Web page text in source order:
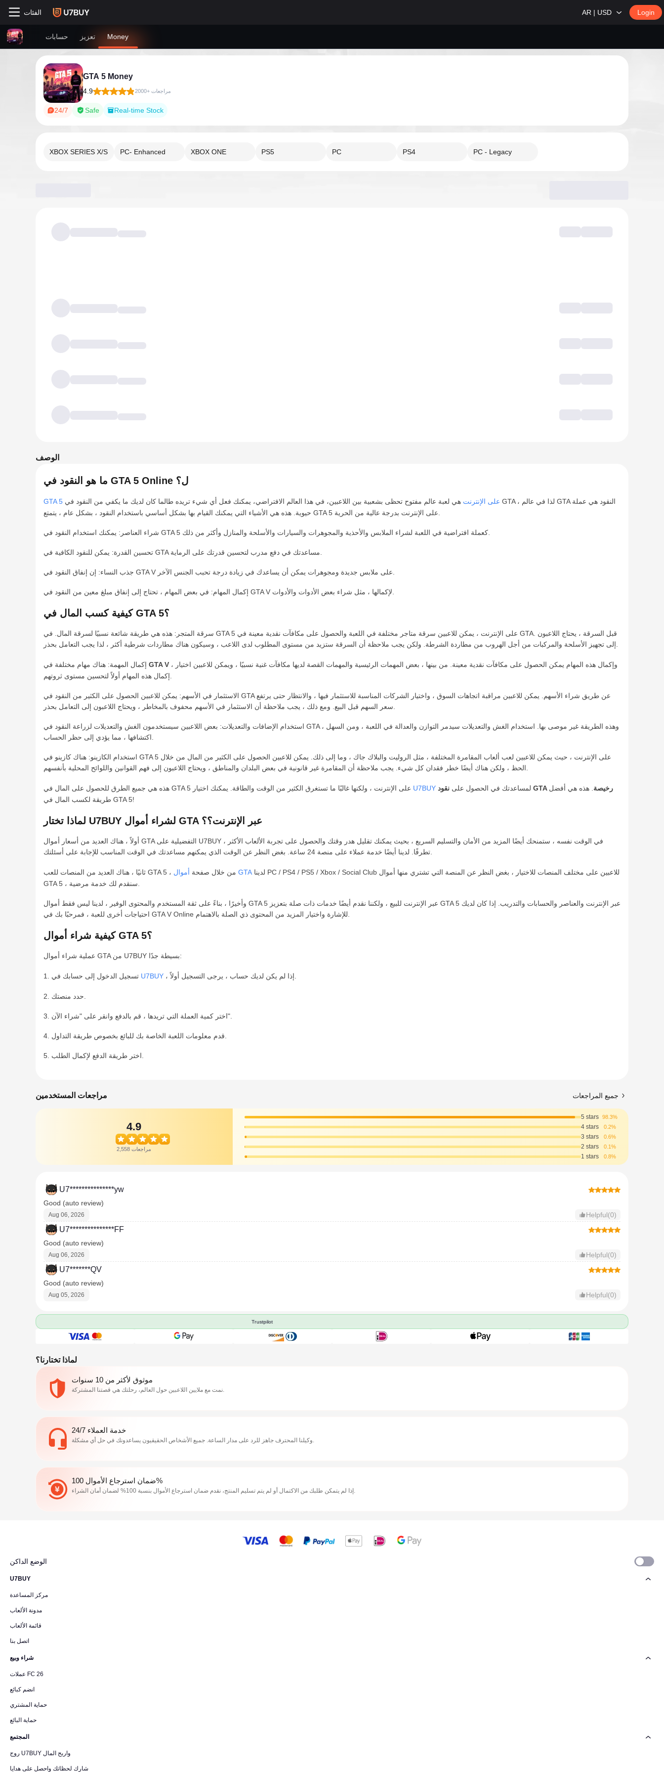
الفئات AR | USD Login
حسابات تعزيز Money
GTA 5 Money
4.9 2000+ مراجعات
24/7 Safe Real-time Stock
XBOX SERIES X/S PC- Enhanced XBOX ONE PS5 PC PS4 PC - Legacy
الوصف
ما هو النقود في GTA 5 Online ل؟
GTA 5 على الإنترنت هي لعبة عالم مفتوح تحظى بشعبية بين اللاعبين، في هذا العالم الافتراضي، يمكنك فعل أي شيء تريده طالما كان لديك ما يكفي من النقود في GTA ، لذا في عالم GTA النقود هي عملة
كيفية كسب المال في GTA 5؟
سرقة المتجر: هذه هي طريقة شائعة نسبيًا لسرقة المال. في GTA 5 على الإنترنت ، يمكن للاعبين سرقة متاجر مختلفة في اللعبة والحصول على مكافآت نقدية معينة في GTA. قبل السرقة ، يحتاج اللاعبون
GTA V ، وإكمال هذه المهام يمكن الحصول على مكافآت نقدية معينة. من بينها ، بعض المهمات الرئيسية والمهمات القصة لديها مكافآت غنية نسبيًا ، ويمكن للاعبين اختيار
الاستثمار في الأسهم: يمكن للاعبين الحصول على الكثير من النقود في GTA عن طريق شراء الأسهم. يمكن للاعبين مراقبة اتجاهات السوق ، واختيار الشركات المناسبة للاستثمار فيها ، والانتظار حتى يرتفع
استخدام الإضافات والتعديلات: بعض اللاعبين سيستخدمون الغش والتعديلات لزراعة النقود في GTA ، وهذه الطريقة غير موصى بها. استخدام الغش والتعديلات سيدمر التوازن والعدالة في اللعبة ، ومن السهل
استخدام الكازينو: هناك كازينو في GTA 5 على الإنترنت ، حيث يمكن للاعبين لعب ألعاب المقامرة المختلفة ، مثل الروليت والبلاك جاك ، وما إلى ذلك. يمكن للاعبين الحصول على الكثير من المال من خلال
U7BUY لمساعدتك في الحصول على نقود GTA رخيصة . هذه هي أفضل
طريقة لكسب المال في GTA 5!
لماذا تختار U7BUY لشراء أموال GTA عبر الإنترنت؟؟
أولاً ، هناك العديد من أسعار أموال GTA التفضيلية على U7BUY ، في الوقت نفسه ، ستمنحك أيضًا المزيد من الأمان والتسليم السريع ، بحيث يمكنك تقليل هدر وقتك والحصول على تجربة الألعاب الأكثر
ثانيًا ، هناك العديد من المنصات للعب GTA 5 ، من خلال صفحة أموال GTA
وأخيرًا ، بناءً على ثقة المستخدم والمحتوى الوفير ، لدينا ليس فقط أموال GTA 5 عبر الإنترنت للبيع ، ولكننا نقدم أيضًا خدمات ذات صلة بتعزيز GTA 5 عبر الإنترنت والعناصر والحسابات والتدريب. إذا كان لديك
كيفية شراء أموال GTA 5؟
عملية شراء أموال GTA من U7BUY بسيطة جدًا:
U7BUY
3. اختر كمية العملة التي تريدها ، قم بالدفع وانقر على "شراء الآن".
مراجعات المستخدمين جميع المراجعات
4.9
2,558 مراجعات
5 stars 98.3%
4 stars 0.2%
3 stars 0.6%
2 stars 0.1%
1 stars 0.8%
U7***************yw
Good (auto review)
Aug 06, 2026 Helpful(0)
U7***************FF
Good (auto review)
Aug 06, 2026 Helpful(0)
U7*******QV
Good (auto review)
Aug 05, 2026 Helpful(0)
Trustpilot
لماذا تختارنا؟
موثوق لأكثر من 10 سنوات
نمت مع ملايين اللاعبين حول العالم، رحلتك هي قصتنا المشتركة.
خدمة العملاء 24/7
وكيلنا المحترف جاهز للرد على مدار الساعة. جميع الأشخاص الحقيقيون يساعدونك في حل أي مشكلة.
ضمان استرجاع الأموال 100%
إذا لم يتمكن طلبك من الاكتمال أو لم يتم تسليم المنتج، نقدم ضمان استرجاع الأموال بنسبة 100% لضمان أمان الشراء.
الوضع الداكن
U7BUY
مركز المساعدة
مدونة الألعاب
قائمة الألعاب
اتصل بنا
شراء وبيع
عملات FC 26
انضم كبائع
حماية المشتري
حماية البائع
المجتمع
روج U7BUY واربح المال
شارك لحظاتك واحصل على هدايا